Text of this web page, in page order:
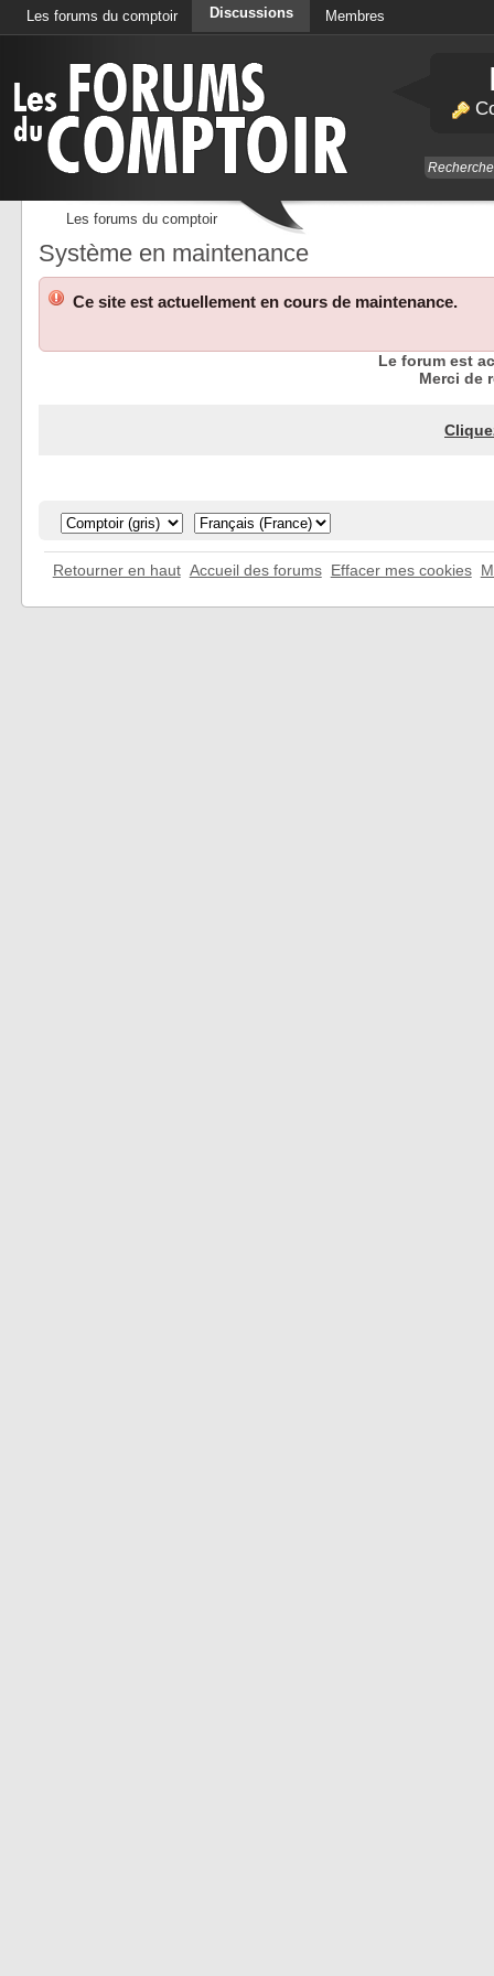
Les forums du comptoir Discussions Membres
Les forums du comptoir
Système en maintenance
Ce site est actuellement en cours de maintenance.
Le forum est
Merci de
Retourner en haut Accueil des forums Effacer mes cookies